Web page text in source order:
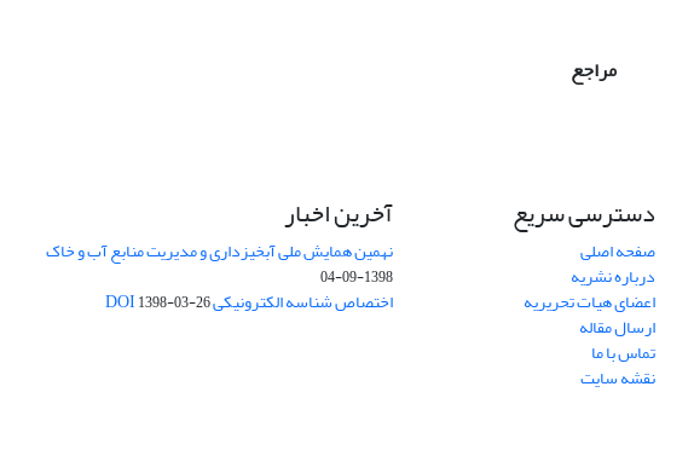
مراجع
دسترسی سریع
صفحه اصلی
درباره نشریه
اعضای هیات تحریریه
ارسال مقاله
تماس با ما
نقشه سایت
آخرین اخبار
نهمین همایش ملی آبخیزداری و مدیریت منابع آب و خاک
1398-09-04
اختصاص شناسه الکترونیکی DOI1398-03-26